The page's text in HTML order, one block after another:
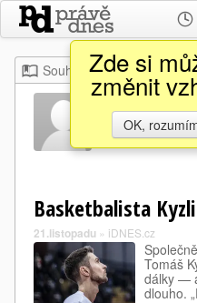
Zde si
změnit
OK,
Souhrn Moje Z
Basketbalista
21.listopadu » iDNES.cz
Tomáš
dálky —
dlouho.